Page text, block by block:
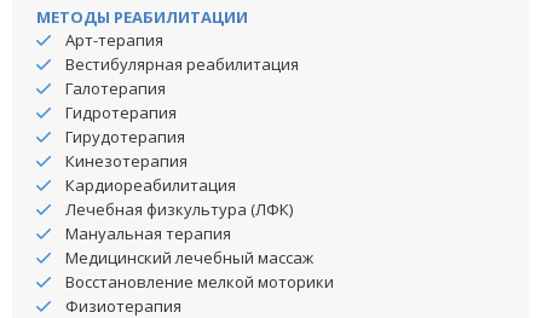
МЕТОДЫ РЕАБИЛИТАЦИИ
Арт-терапия
Вестибулярная реабилитация
Галотерапия
Гидротерапия
Гирудотерапия
Кинезотерапия
Кардиореабилитация
Лечебная физкультура (ЛФК)
Мануальная терапия
Медицинский лечебный массаж
Восстановление мелкой моторики
Физиотерапия